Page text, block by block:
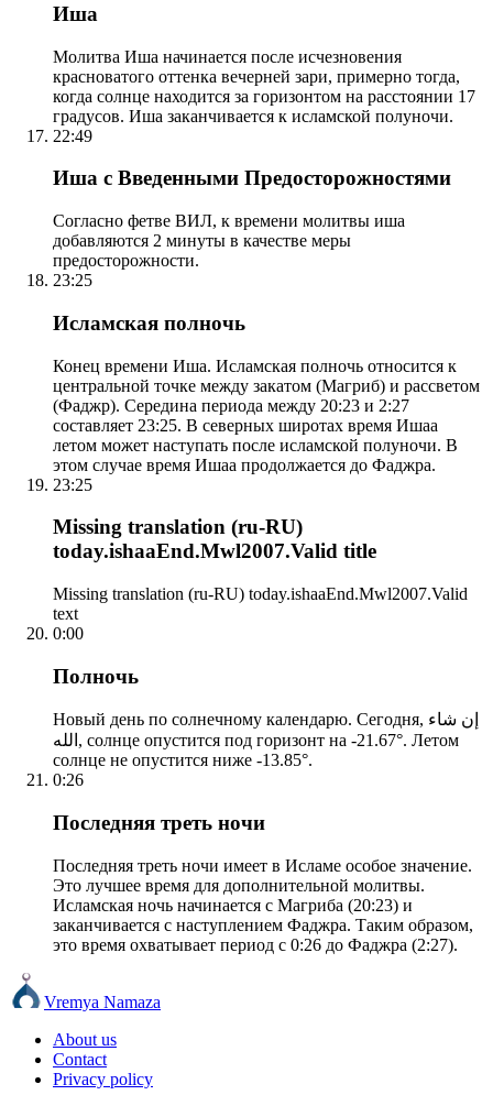
Иша
Молитва Иша начинается после исчезновения
красноватого оттенка вечерней зари, примерно тогда,
когда солнце находится за горизонтом на расстоянии 17
градусов. Иша заканчивается к исламской полуночи.
22:49
Иша с Введенными Предосторожностями
Согласно фетве ВИЛ, к времени молитвы иша
добавляются 2 минуты в качестве меры
предосторожности.
23:25
Исламская полночь
Конец времени Иша. Исламская полночь относится к
центральной точке между закатом (Магриб) и рассветом
(Фаджр). Середина периода между 20:23 и 2:27
составляет 23:25. В северных широтах время Ишаа
летом может наступать после исламской полуночи. В
этом случае время Ишаа продолжается до Фаджра.
23:25
Missing translation (ru-RU)
today.ishaaEnd.Mwl2007.Valid title
Missing translation (ru-RU) today.ishaaEnd.Mwl2007.Valid
text
0:00
Полночь
Новый день по солнечному календарю. Сегодня, إن شاء
الله, солнце опустится под горизонт на -21.67°. Летом
солнце не опустится ниже -13.85°.
0:26
Последняя треть ночи
Последняя треть ночи имеет в Исламе особое значение.
Это лучшее время для дополнительной молитвы.
Исламская ночь начинается с Магриба (20:23) и
заканчивается с наступлением Фаджра. Таким образом,
это время охватывает период с 0:26 до Фаджра (2:27).
Vremya Namaza
About us
Contact
Privacy policy